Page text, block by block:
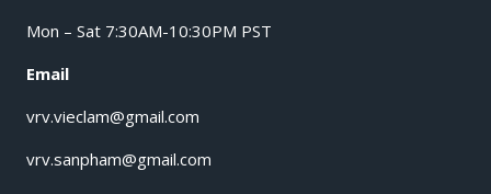
Mon – Sat 7:30AM-10:30PM PST
Email
vrv.vieclam@gmail.com
vrv.sanpham@gmail.com